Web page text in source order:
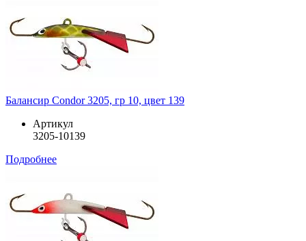
Балансир Condor 3205, гр 10, цвет 139
Артикул
3205-10139
Подробнее